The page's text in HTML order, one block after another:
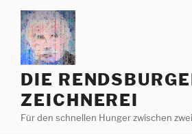
Zum
Inhalt
springen
DIE
ZEICHNEREI
Für den schnellen Hunger zwischen